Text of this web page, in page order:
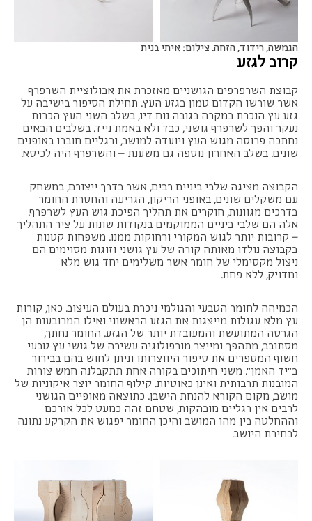
הגמשה, רידוד, הזחה. צילום: איתי בנית
קרוב לגזע
קבוצת השרפרפים הגושניים מאזכרת את אבולוציית השרפרף
אשר שורשו הקדום טמון בגזע העץ. תחילת הסיפור בישיבה על
גזע עץ הנכרת במקרה בגובה נוח דיו, בשלב השני העץ הכרות
נעקר והפך לשרפרף גושני, כבד ולא באמת נייד. בשלבים הבאים
נחתכה פרוסה מגוש העץ ויועדה למושב, ורגליים חוברו באופנים
שונים. בשלב האחרון נוספה גם משענת – והשרפרף היה לכיסא.
הקבוצה מציגה שלבי ביניים רבים, אשר בדרך ייצורם, במשחק
עם משקלים שונים, באופני הריקון, הגריעה והחסרת החומר
בדרכים מגוונות, חוקרים את תהליך הפיכת גוש העץ לשרפרף.
אלה הם שלבי ביניים הממוקמים בנקודות שונות על ציר התהליך
– קרובות יותר לגוש המקורי ורחוקות ממנו. משפחות קטנות
בקבוצה נולדו מאותה קורה של עץ גושני וזוגות מסוימים הם
ניצול מקסימלי של חומר אשר משלימים יחד גוש מלא
ומדויק, ללא פחת.
הכמיהה לחומר הטבעי והגולמי ניכרת בעולם העיצוב. כאן, קורות
עץ מלא עגולות מייצגות את הגזע הראשוני ואילו המרובעות הן
הגרסה המתועשת והמעובדת יותר של הגזע. החומר נחתך,
מסתובב, מתהפך ומייצר מורפולוגיה עשירה של גושי עץ טבעי
חשוף המספרים את סיפור היווצרותו וניתן לחוש בהם בבירור
ב"יד האמן". משני חיתוכים בקורה אחת תתקבלנה חמש צורות
המובנות תרבותית ואינן כאוטיות. קילוף החומר יוצר איקוניות של
מושב, מקום הקורא להנחת הישבן. כתוצאה מאופיים הגושני
לרבים אין רגליים מובהקות, שטחם זהה כמעט לכל אורכם
וההחלטה בין מהו המושב והיכן החומר יפגוש את הקרקע נתונה
לבחירת היושב.